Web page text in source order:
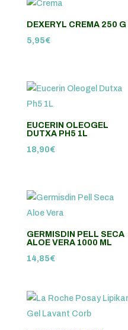
DEXERYL CREMA 250 G
5,95€
EUCERIN OLEOGEL
DUTXA PH5 1L
18,90€
GERMISDIN PELL SECA
ALOE VERA 1000 ML
14,85€